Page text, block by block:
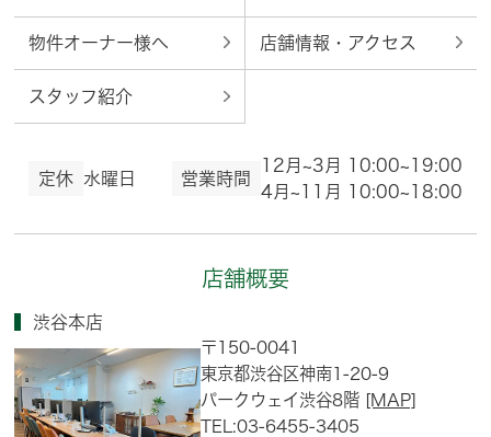
物件オーナー様へ 店舗情報・アクセス
スタッフ紹介
定休 水曜日 営業時間
12月~3月 10:00~19:00
4月~11月 10:00~18:00
店舗概要
渋谷本店
〒150-0041
東京都渋谷区神南1-20-9
パークウェイ渋谷8階 [MAP]
TEL:03-6455-3405